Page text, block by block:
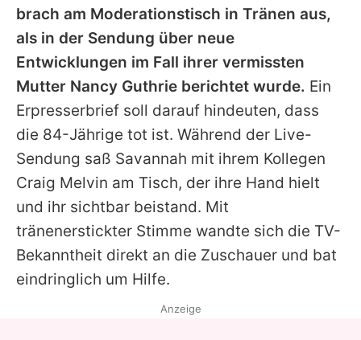
Nutzungsbedingungen
Utiq verwalten
brach am Moderationstisch in Tränen aus,
als in der Sendung über neue
Entwicklungen im Fall ihrer vermissten
Mutter Nancy Guthrie berichtet wurde. Ein
Erpresserbrief soll darauf hindeuten, dass
die 84-Jährige tot ist. Während der Live-
Sendung saß Savannah mit ihrem Kollegen
Craig Melvin am Tisch, der ihre Hand hielt
und ihr sichtbar beistand. Mit
tränenerstickter Stimme wandte sich die TV-
Bekanntheit direkt an die Zuschauer und bat
eindringlich um Hilfe.
Anzeige